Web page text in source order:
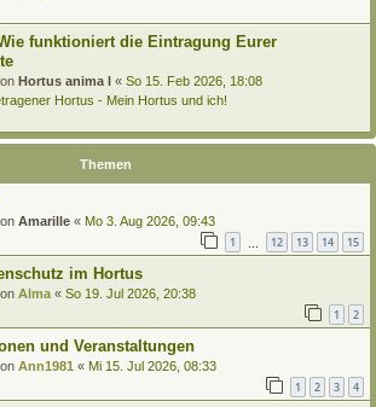
funktioniert die Eintragung Eurer
Hortus anima l « So 15. Feb 2026, 18:08
Hortus - Mein Hortus und ich!
Themen
Amarille « Mo 3. Aug 2026, 09:43
1 12 13 14 15
im Hortus
Alma « So 19. Jul 2026, 20:38
1 2
und Veranstaltungen
Ann1981 « Mi 15. Jul 2026, 08:33
1 2 3 4